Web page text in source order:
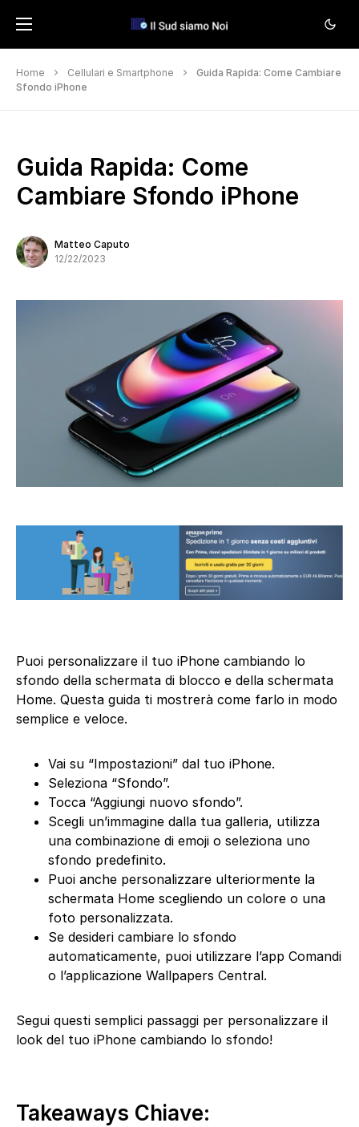
Home Cellulari e Smartphone
Guida Rapida: Come Cambiare
Sfondo iPhone
Guida Rapida: Come
Cambiare Sfondo iPhone
Matteo Caputo
12/22/2023
Puoi personalizzare il tuo iPhone cambiando lo
sfondo della schermata di blocco e della schermata
Home. Questa guida ti mostrerà come farlo in modo
semplice e veloce.
Vai su “Impostazioni” dal tuo iPhone.
Seleziona “Sfondo”.
Tocca “Aggiungi nuovo sfondo”.
Scegli un’immagine dalla tua galleria, utilizza
una combinazione di emoji o seleziona uno
sfondo predefinito.
Puoi anche personalizzare ulteriormente la
schermata Home scegliendo un colore o una
foto personalizzata.
Se desideri cambiare lo sfondo
automaticamente, puoi utilizzare l’app Comandi
o l’applicazione Wallpapers Central.
Segui questi semplici passaggi per personalizzare il
look del tuo iPhone cambiando lo sfondo!
Takeaways Chiave: